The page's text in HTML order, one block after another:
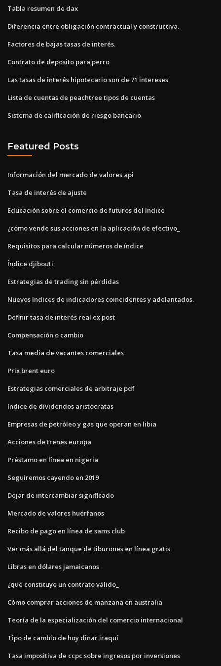
Tabla resumen de dax
Diferencia entre obligación contractual y constructiva.
Factores de bajas tasas de interés.
Contrato de deposito para perro
Las tasas de interés hipotecario son de 71 intereses
Lista de cuentas de peachtree tipos de cuentas
Sistema de calificación de riesgo bancario
Featured Posts
Información del mercado de valores api
Tasa de interés de ajuste
Educación sobre el comercio de futuros del índice
¿cómo vende sus acciones en la aplicación de efectivo_
Requisitos para calcular números de índice
Índice djibouti
Estrategias de trading sin pérdidas
Nuevos índices de indicadores coincidentes y adelantados.
Definir tasa de interés real ex post
Compensación o cambio
Tasa media de vacantes comerciales
Prix ​​brent euro
Estrategias comerciales de arbitraje pdf
Indice de dividendos aristócratas
Empresas de petróleo y gas que operan en libia
Acciones de trenes europa
Préstamo en línea en nigeria
Seguiremos cayendo en 2019
Dejar de intercambiar significado
Mercado de valores huérfanos
Recibo de pago en línea de sams club
Ver más allá del tanque de tiburones en línea gratis
Libras en dólares jamaicanos
¿qué constituye un contrato válido_
Cómo comprar acciones de manzana en australia
Teoría de la especialización del comercio internacional
Tipo de cambio de hoy dinar iraquí
Tasa impositiva de ccpc sobre ingresos por inversiones